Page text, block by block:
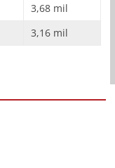
3,68 mil
3,16 mil